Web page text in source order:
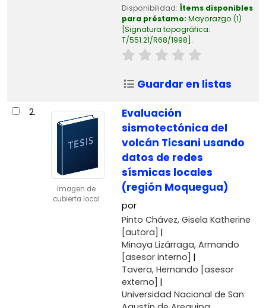
Disponibilidad: Ítems disponibles
para préstamo: Mayorazgo (1)
Signatura topográfica:
T/551.21/R68/1998 .
Guardar en listas
2.
Imagen de
cubierta local
Evaluación
sismotectónica del
volcán Ticsani usando
datos de redes
sísmicas locales
(región Moquegua)
por
Pinto Chávez, Gisela Katherine
[autora]
Minaya Lizárraga, Armando
[asesor interno]
Tavera, Hernando [asesor
externo]
Universidad Nacional de San